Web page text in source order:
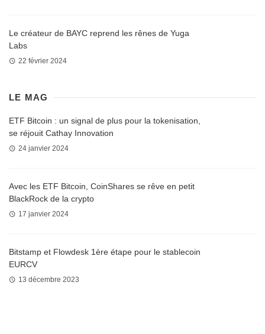
Le créateur de BAYC reprend les rênes de Yuga
Labs
22 février 2024
LE MAG
ETF Bitcoin : un signal de plus pour la tokenisation,
se réjouit Cathay Innovation
24 janvier 2024
Avec les ETF Bitcoin, CoinShares se rêve en petit
BlackRock de la crypto
17 janvier 2024
Bitstamp et Flowdesk 1ère étape pour le stablecoin
EURCV
13 décembre 2023